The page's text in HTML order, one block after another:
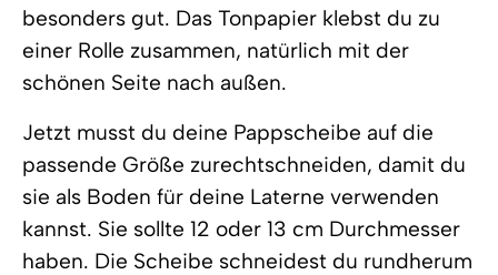
besonders gut. Das Tonpapier klebst du zu
einer Rolle zusammen, natürlich mit der
schönen Seite nach außen.
Jetzt musst du deine Pappscheibe auf die
passende Größe zurechtschneiden, damit du
sie als Boden für deine Laterne verwenden
kannst. Sie sollte 12 oder 13 cm Durchmesser
haben. Die Scheibe schneidest du rundherum